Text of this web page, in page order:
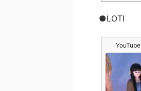
●LOTI
YouTube